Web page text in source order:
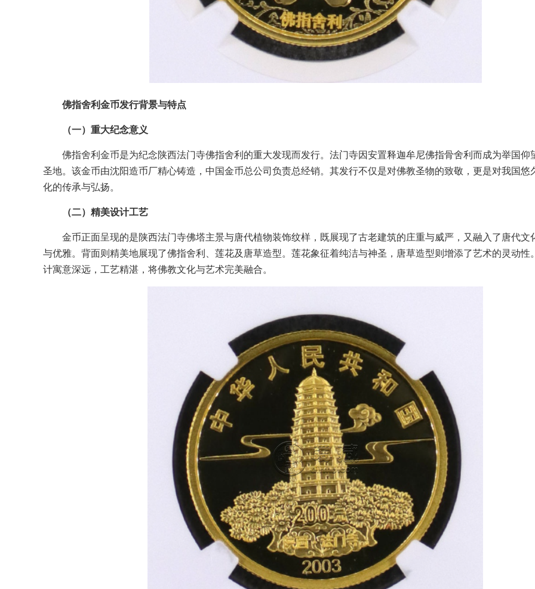
佛指舍利金币发行背景与特点
（一）重大纪念意义
佛指舍利金币是为纪念陕西法门寺佛指舍利的重大发现而发行。法门寺因安置释迦牟尼佛指骨舍利而成为举国仰
圣地。该金币由沈阳造币厂精心铸造，中国金币总公司负责总经销。其发行不仅是对佛教圣物的致敬，更是对我国悠
化的传承与弘扬。
（二）精美设计工艺
金币正面呈现的是陕西法门寺佛塔主景与唐代植物装饰纹样，既展现了古老建筑的庄重与威严，又融入了唐代文
与优雅。背面则精美地展现了佛指舍利、莲花及唐草造型。莲花象征着纯洁与神圣，唐草造型则增添了艺术的灵动性
计寓意深远，工艺精湛，将佛教文化与艺术完美融合。